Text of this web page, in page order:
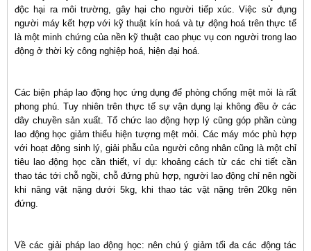
độc hại ra môi trường, gây hại cho người tiếp xúc. Việc sử đụng
người máy kết hợp với kỹ thuật kín hoá và tự động hoá trên thực tế
là một minh chứng của nền kỹ thuật cao phục vụ con người trong lao
động ở thời kỳ công nghiệp hoá, hiện đại hoá.
Các biện pháp lao động học ứng dụng để phòng chống mệt mỏi là rất
phong phú. Tuy nhiên trên thực tế sự vận dụng lại không đều ở các
dây chuyền sản xuất. Tổ chức lao động hợp lý cũng góp phần cùng
lao động học giảm thiểu hiện tượng mệt mỏi. Các máy móc phù hợp
với hoạt động sinh lý, giải phẫu của người công nhân cũng là một chỉ
tiêu lao động học cần thiết, ví dụ: khoảng cách từ các chi tiết cần
thao tác tới chỗ ngồi, chỗ đứng phù hợp, người lao động chỉ nên ngồi
khi nâng vật nặng dưới 5kg, khi thao tác vật nặng trên 20kg nên
đứng.
Về các giải pháp lao động học: nên chú ý giảm tối đa các động tác